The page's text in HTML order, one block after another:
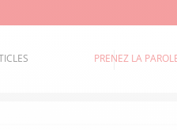
PRENEZ LA